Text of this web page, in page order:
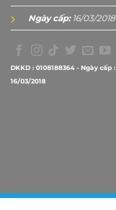
Ngày cấp:16/03/2018
DKKD : 0108188364 - Ngày cấp :
16/03/2018